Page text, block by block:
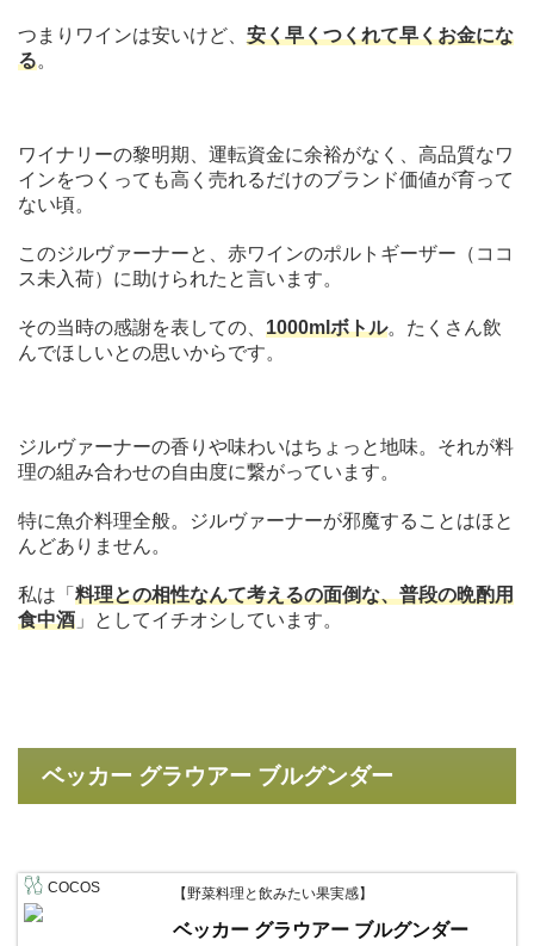
つまりワインは安いけど、 安く早くつくれて早くお金にな
る。
ワイナリーの黎明期、運転資金に余裕がなく、高品質なワ
インをつくっても高く売れるだけのブランド価値が育って
ない頃。
このジルヴァーナーと、赤ワインのポルトギーザー（ココ
ス未入荷）に助けられたと言います。
その当時の感謝を表しての、 1000mlボトル。たくさん飲
んでほしいとの思いからです。
ジルヴァーナーの香りや味わいはちょっと地味。それが料
理の組み合わせの自由度に繋がっています。
特に魚介料理全般。ジルヴァーナーが邪魔することはほと
んどありません。
私は「 料理との相性なんて考えるの面倒な、普段の晩酌用
食中酒 」としてイチオシしています。
ベッカー グラウアー ブルグンダー
COCOS 【野菜料理と飲みたい果実感】
ベッカー グラウアー ブルグンダー